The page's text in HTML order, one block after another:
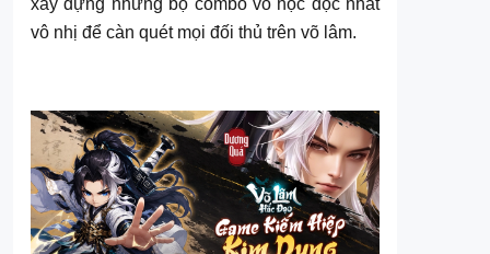
xây dựng những bộ combo võ học độc nhất
vô nhị để càn quét mọi đối thủ trên võ lâm.